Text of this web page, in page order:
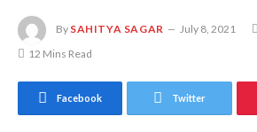
By SAHITYA SAGAR July 8, 2021
12 Mins Read
Facebook Twitter